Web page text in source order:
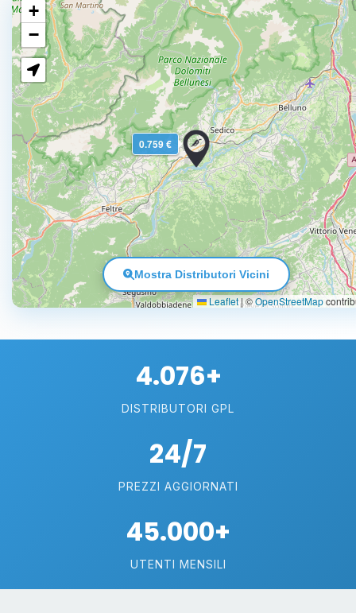
0.759 €
+
−
Leaflet|©OpenStreetMap
Mostra Distributori Vicini
4.076+
DISTRIBUTORI GPL
24/7
PREZZI AGGIORNATI
45.000+
UTENTI MENSILI